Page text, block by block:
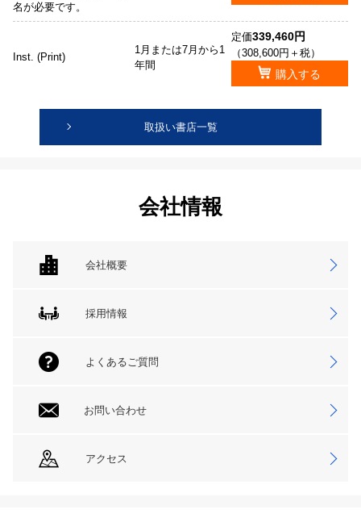
名が必要です。
Inst. (Print)
1月または7月から1
年間
定価339,460円
（308,600円＋税）
購入する
取扱い書店一覧
会社情報
会社概要
採用情報
よくあるご質問
お問い合わせ
アクセス